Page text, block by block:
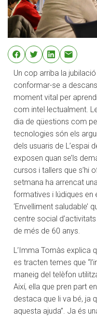
Un cop arriba la
conformar-se a
moment vital per
com intel·lectualment.
dia de qüestions com
tecnologies són els
dels usuaris de L’espai
exposen quan se’ls
cursos i tallers que s’hi
setmana ha arrencat
formatives i lúdiques
‘Envelliment saludable’
centre social
de més de 60 anys.
L’Imma Tomàs explica
es tracten temes que
maneig del telèfon
Així, ella que pren part
destaca que li va bé, ja
aquesta ajuda”. Ja és